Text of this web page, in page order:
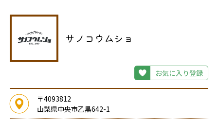
サノコウムショ
お気に入り登録
〒4093812
山梨県中央市乙黒642-1